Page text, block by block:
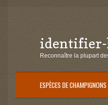
Aller
à
navigation
Aller
au
identifier-
Reconnaître la plupart
ESPÈCES DE CHAMPIGNONS